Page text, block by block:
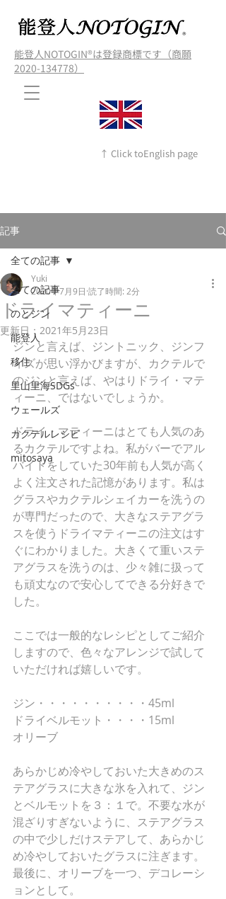
能登人NOTOGIN®️は登録商標です（商願
2020-134778）
↑ Click toEnglish page
記事
全ての記事
のとジン
能登人
移住
里山里海SDGs
ウェールズ
カクテルレシピ
mitosaya
全ての記事
ドライマティーニ
Yuki
2020年7月9日 読了時間: 2分
更新日： 2021年5月23日
ジンと言えば、ジントニック、ジンフ
ィズが思い浮かびますが、カクテルで
のジンと言えば、やはりドライ・マテ
ィーニ、ではないでしょうか。
ドライ・マティーニはとても人気のあ
るカクテルですよね。私がバーでアル
バイトをしていた30年前も人気が高く
よく注文された記憶があります。私は
グラスやカクテルシェイカーを洗うの
が専門だったので、大きなステアグラ
スを使うドライマティーニの注文はす
ぐにわかりました。大きくて重いステ
アグラスを洗うのは、少々雑に扱って
も頑丈なので安心してできる分好きで
した。
ここでは一般的なレシピとしてご紹介
しますので、色々なアレンジで試して
いただければ嬉しいです。
ジン・・・・・・・・・・45ml
ドライベルモット・・・・15ml
オリーブ
あらかじめ冷やしておいた大きめのス
テアグラスに大きな氷を入れて、ジン
とベルモットを３：１で。不要な水が
混ざりすぎないように、ステアグラス
の中で少しだけステアして、あらかじ
め冷やしておいたグラスに注ぎます。
最後に、オリーブを一つ、デコレーシ
ョンとして。